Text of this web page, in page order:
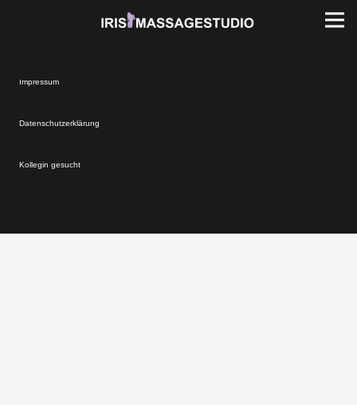
Impressum
Datenschutzerklärung
Kollegin gesucht